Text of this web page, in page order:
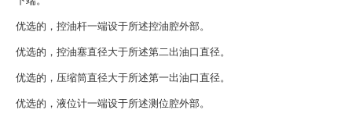
优选的，控油杆一端设于所述控油腔外部。
优选的，控油塞直径大于所述第二出油口直径。
优选的，压缩筒直径大于所述第一出油口直径。
优选的，液位计一端设于所述测位腔外部。